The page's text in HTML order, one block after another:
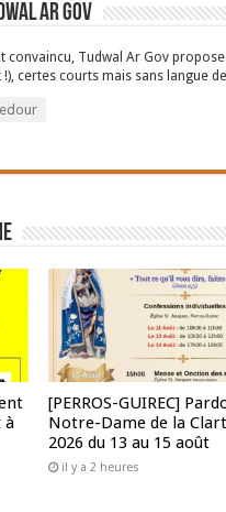
Ar Gov
convaincu, Tudwal Ar Gov
!), certes courts mais sans langue
à
[PERROS-GUIREC]
Notre-Dame de la
2026 du 13 au 15 août
il y a 2 heures